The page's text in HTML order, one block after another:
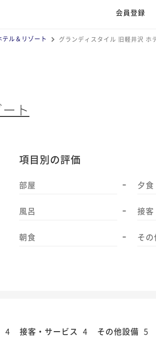
会員登録
ル＆リゾート グランディスタイル 旧軽井沢 ホ
ト
項目別の評価
部屋 -
風呂 -
朝食 -
夕食
接
そ
4 接客・サービス 4 その他設備 5